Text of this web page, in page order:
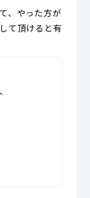
、やった方が
て頂けると有